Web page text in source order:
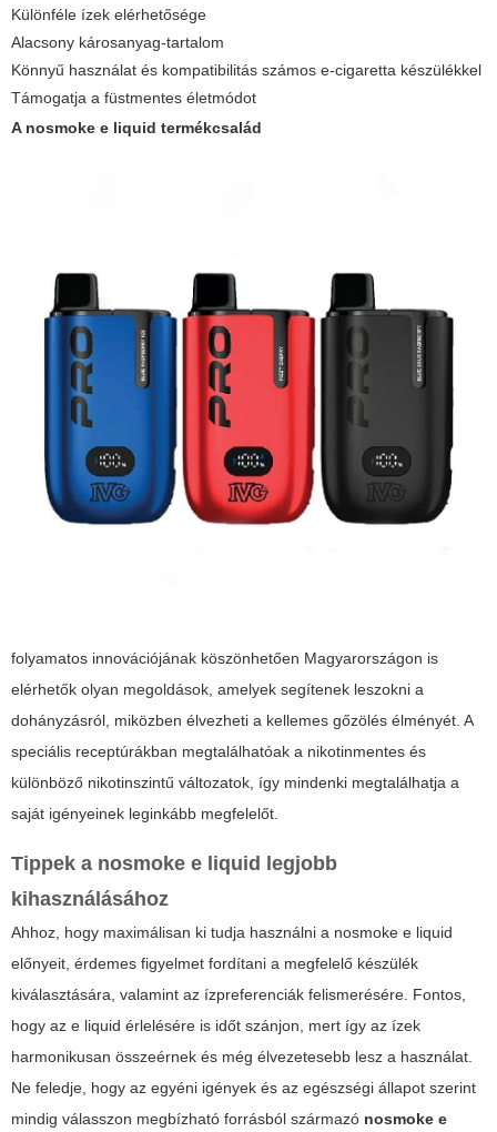
Különféle ízek elérhetősége
Alacsony károsanyag-tartalom
Könnyű használat és kompatibilitás számos e-cigaretta készülékkel
Támogatja a füstmentes életmódot
A nosmoke e liquid termékcsalád
folyamatos innovációjának köszönhetően Magyarországon is
elérhetők olyan megoldások, amelyek segítenek leszokni a
dohányzásról, miközben élvezheti a kellemes gőzölés élményét. A
speciális receptúrákban megtalálhatóak a nikotinmentes és
különböző nikotinszintű változatok, így mindenki megtalálhatja a
saját igényeinek leginkább megfelelőt.
Tippek a nosmoke e liquid legjobb
kihasználásához
Ahhoz, hogy maximálisan ki tudja használni a nosmoke e liquid
előnyeit, érdemes figyelmet fordítani a megfelelő készülék
kiválasztására, valamint az ízpreferenciák felismerésére. Fontos,
hogy az e liquid érlelésére is időt szánjon, mert így az ízek
harmonikusan összeérnek és még élvezetesebb lesz a használat.
Ne feledje, hogy az egyéni igények és az egészségi állapot szerint
mindig válasszon megbízható forrásból származó nosmoke e